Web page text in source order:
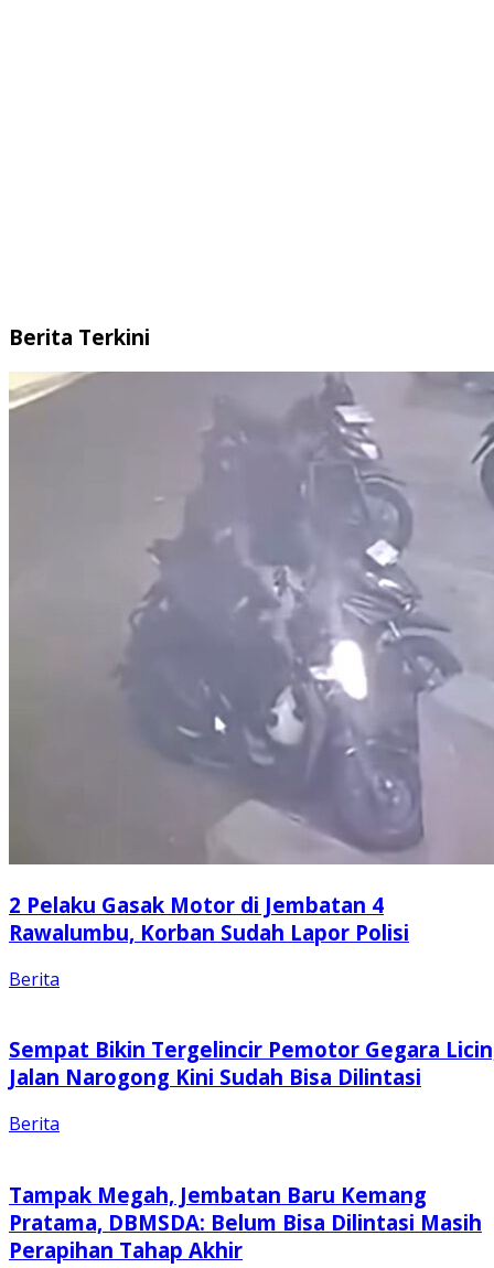
Berita Terkini
2 Pelaku Gasak Motor di Jembatan 4
Rawalumbu, Korban Sudah Lapor Polisi
Berita
Sempat Bikin Tergelincir Pemotor Gegara
Jalan Narogong Kini Sudah Bisa Dilintasi
Berita
Tampak Megah, Jembatan Baru Kemang
Pratama, DBMSDA: Belum Bisa Dilintasi Masih
Perapihan Tahap Akhir